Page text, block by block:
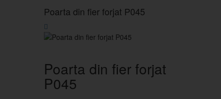
Poarta din fier forjat P045
Poarta din fier forjat
P045